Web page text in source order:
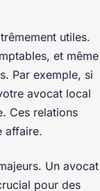
utiles.
et même
Par exemple, si
avocat local
Ces relations
affaire.
Un avocat
pour des